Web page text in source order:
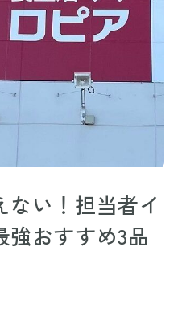
ない！担当者イ
強おすすめ3品